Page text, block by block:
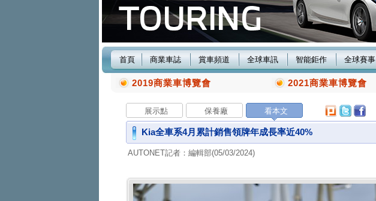
首頁 商業車誌 賞車頻道 全球車訊 智能鉅作 全球賽事
2019商業車博覽會 2021商業車博覽會
展示點 保養廠 看本文
Kia全車系4月累計銷售領牌年成長率近40%
AUTONET記者：編輯部(05/03/2024)